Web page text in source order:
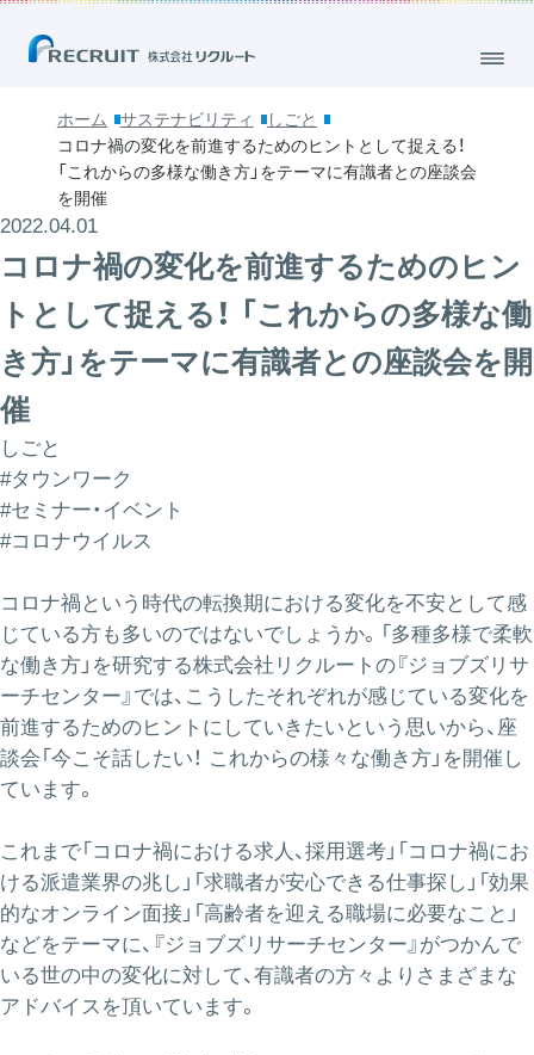
ホーム サステナビリティ
しごと
コロナ禍の変化を前進するためのヒントとして捉える！
「これからの多様な働き方」をテーマに有識者との座談会
を開催
2022.04.01
コロナ禍の変化を前進するためのヒン
トとして捉える！ 「これからの多様な働
き方」をテーマに有識者との座談会を開
催
しごと
#タウンワーク
#セミナー・イベント
#コロナウイルス
コロナ禍という時代の転換期における変化を不安として感
じている方も多いのではないでしょうか。「多種多様で柔軟
な働き方」を研究する株式会社リクルートの『ジョブズリサ
ーチセンター』では、こうしたそれぞれが感じている変化を
前進するためのヒントにしていきたいという思いから、座
談会「今こそ話したい！ これからの様々な働き方」を開催し
ています。
これまで「コロナ禍における求人、採用選考」「コロナ禍にお
ける派遣業界の兆し」「求職者が安心できる仕事探し」「効果
的なオンライン面接」「高齢者を迎える職場に必要なこと」
などをテーマに、『ジョブズリサーチセンター』がつかんで
いる世の中の変化に対して、有識者の方々よりさまざまな
アドバイスを頂いています。